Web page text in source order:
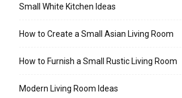
Small White Kitchen Ideas
How to Create a Small Asian Living Room
How to Furnish a Small Rustic Living Room
Modern Living Room Ideas